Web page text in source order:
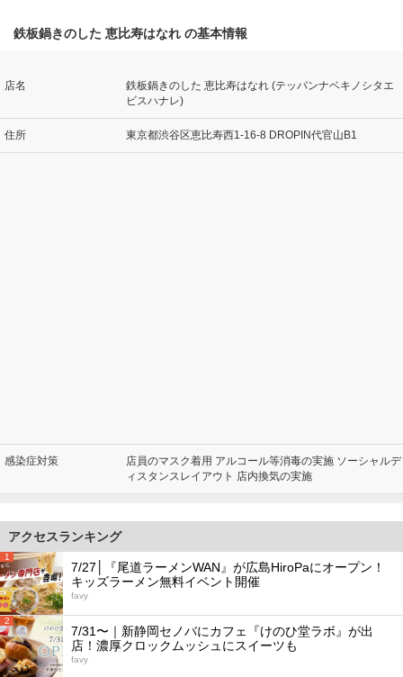
鉄板鍋きのした 恵比寿はなれ の基本情報
店名
鉄板鍋きのした 恵比寿はなれ (テッパンナベキノシタエ
ビスハナレ)
住所 東京都渋谷区恵比寿西1-16-8 DROPIN代官山B1
感染症対策
店員のマスク着用 アルコール等消毒の実施 ソーシャルデ
ィスタンスレイアウト 店内換気の実施
アクセスランキング
1
7/27│『尾道ラーメンWAN』が広島HiroPaにオープン！
キッズラーメン無料イベント開催
favy
2
7/31〜｜新静岡セノバにカフェ『けのひ堂ラボ』が出
店！濃厚クロックムッシュにスイーツも
favy